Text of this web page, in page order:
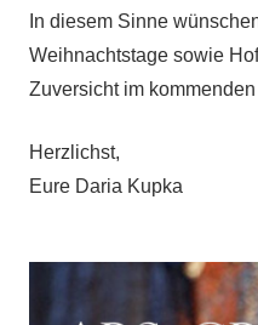
In diesem Sinne
Weihnachtstage sowie
Zuversicht im
Herzlichst,
Eure Daria Kupka